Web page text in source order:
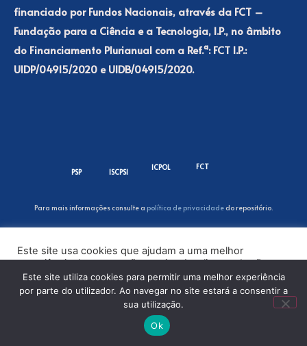
financiado por Fundos Nacionais, através da FCT –
Fundação para a Ciência e a Tecnologia, I.P., no âmbito
do Financiamento Plurianual com a Ref.ª: FCT I.P.:
UIDP/04915/2020 e UIDB/04915/2020.
PSP ISCPSI
ICPOL FCT
Para mais informações consulte a política de privacidadedo repositório.
Este site usa cookies que ajudam a uma melhor
experiência de navegação no site. Ao clicar no botão
“Aceitar” ou continuar a visualizar o nosso site, você
concorda com o uso de cookies no nosso site.
Este site utiliza cookies para permitir uma melhor experiência
por parte do utilizador. Ao navegar no site estará a consentir a
sua utilização.
Ok